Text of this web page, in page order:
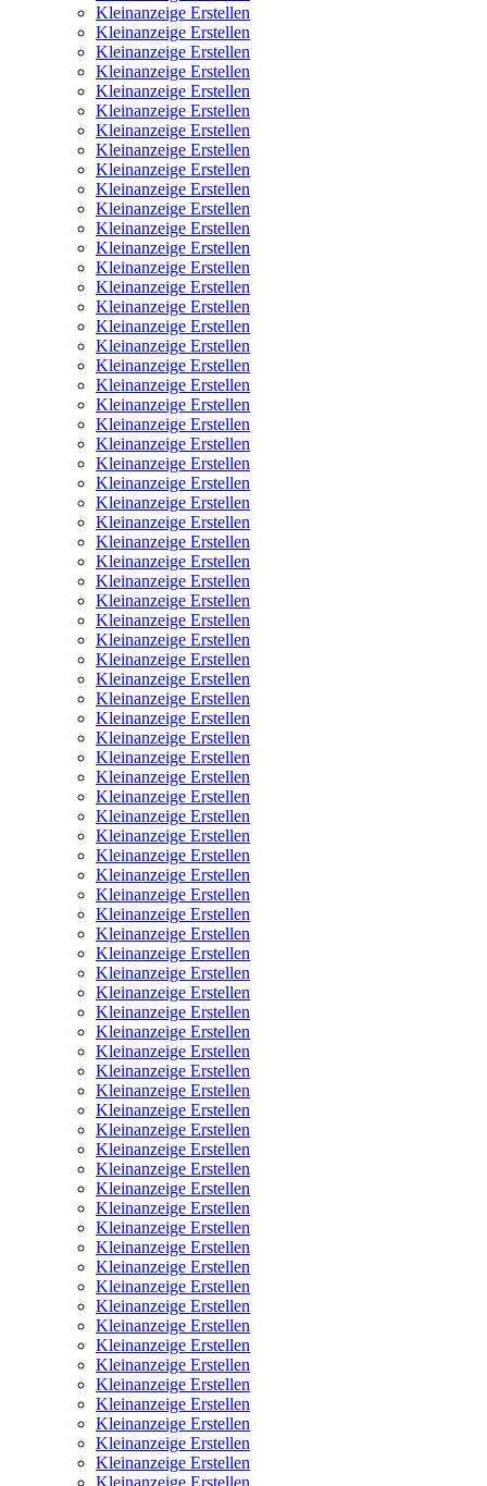
Kleinanzeige Erstellen
Kleinanzeige Erstellen
Kleinanzeige Erstellen
Kleinanzeige Erstellen
Kleinanzeige Erstellen
Kleinanzeige Erstellen
Kleinanzeige Erstellen
Kleinanzeige Erstellen
Kleinanzeige Erstellen
Kleinanzeige Erstellen
Kleinanzeige Erstellen
Kleinanzeige Erstellen
Kleinanzeige Erstellen
Kleinanzeige Erstellen
Kleinanzeige Erstellen
Kleinanzeige Erstellen
Kleinanzeige Erstellen
Kleinanzeige Erstellen
Kleinanzeige Erstellen
Kleinanzeige Erstellen
Kleinanzeige Erstellen
Kleinanzeige Erstellen
Kleinanzeige Erstellen
Kleinanzeige Erstellen
Kleinanzeige Erstellen
Kleinanzeige Erstellen
Kleinanzeige Erstellen
Kleinanzeige Erstellen
Kleinanzeige Erstellen
Kleinanzeige Erstellen
Kleinanzeige Erstellen
Kleinanzeige Erstellen
Kleinanzeige Erstellen
Kleinanzeige Erstellen
Kleinanzeige Erstellen
Kleinanzeige Erstellen
Kleinanzeige Erstellen
Kleinanzeige Erstellen
Kleinanzeige Erstellen
Kleinanzeige Erstellen
Kleinanzeige Erstellen
Kleinanzeige Erstellen
Kleinanzeige Erstellen
Kleinanzeige Erstellen
Kleinanzeige Erstellen
Kleinanzeige Erstellen
Kleinanzeige Erstellen
Kleinanzeige Erstellen
Kleinanzeige Erstellen
Kleinanzeige Erstellen
Kleinanzeige Erstellen
Kleinanzeige Erstellen
Kleinanzeige Erstellen
Kleinanzeige Erstellen
Kleinanzeige Erstellen
Kleinanzeige Erstellen
Kleinanzeige Erstellen
Kleinanzeige Erstellen
Kleinanzeige Erstellen
Kleinanzeige Erstellen
Kleinanzeige Erstellen
Kleinanzeige Erstellen
Kleinanzeige Erstellen
Kleinanzeige Erstellen
Kleinanzeige Erstellen
Kleinanzeige Erstellen
Kleinanzeige Erstellen
Kleinanzeige Erstellen
Kleinanzeige Erstellen
Kleinanzeige Erstellen
Kleinanzeige Erstellen
Kleinanzeige Erstellen
Kleinanzeige Erstellen
Kleinanzeige Erstellen
Kleinanzeige Erstellen
Kleinanzeige Erstellen